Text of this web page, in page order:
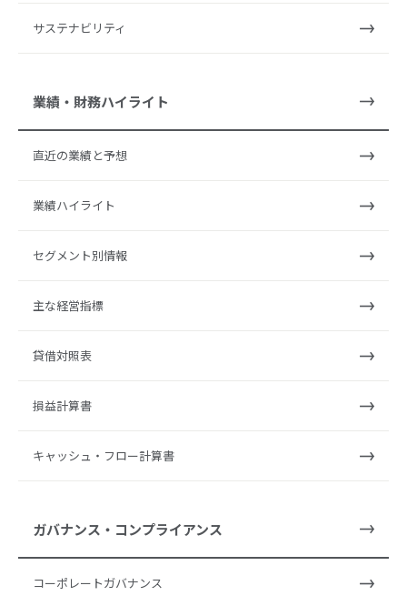
サステナビリティ
業績・財務ハイライト
直近の業績と予想
業績ハイライト
セグメント別情報
主な経営指標
貸借対照表
損益計算書
キャッシュ・フロー計算書
ガバナンス・コンプライアンス
コーポレートガバナンス